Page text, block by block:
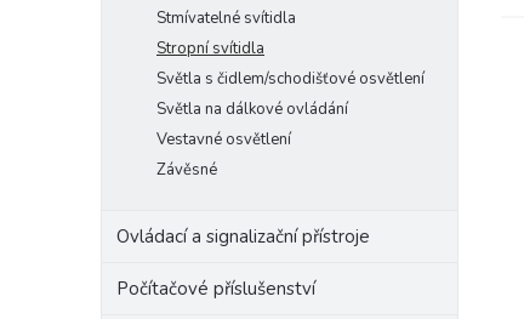
Stmívatelné svítidla
Stropní svítidla
Světla s čidlem/schodišťové osvětlení
Světla na dálkové ovládání
Vestavné osvětlení
Závěsné
Ovládací a signalizační přístroje
Počítačové příslušenství